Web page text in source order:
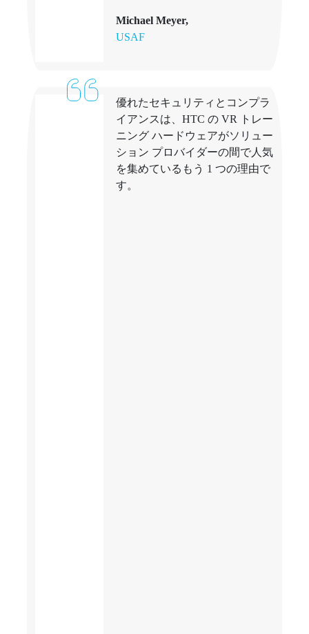
Michael Meyer,
USAF
優れたセキュリティとコンプラ
イアンスは、HTC の VR トレー
ニング ハードウェアがソリュー
ション プロバイダーの間で人気
を集めているもう 1 つの理由で
す。